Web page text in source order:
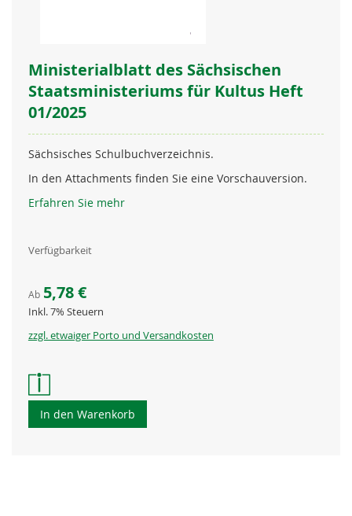
Ministerialblatt des Sächsischen
Staatsministeriums für Kultus Heft
01/2025
Sächsisches Schulbuchverzeichnis.
In den Attachments finden Sie eine Vorschauversion.
Erfahren Sie mehr
Verfügbarkeit
Ab 5,78 €
Inkl. 7% Steuern
zzgl. etwaiger Porto und Versandkosten
In den Warenkorb